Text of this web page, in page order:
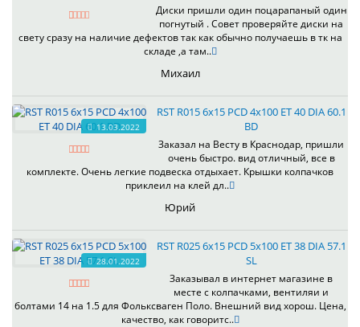
Диски пришли один поцарапаный один
погнутый . Совет проверяйте диски на
свету сразу на наличие дефектов так как обычно получаешь в тк на
складе ,а там..
Михаил
13.03.2022
RST R015 6x15 PCD 4x100 ET 40 DIA 60.1
BD
Заказал на Весту в Краснодар, пришли
очень быстро. вид отличный, все в
комплекте. Очень легкие подвеска отдыхает. Крышки колпачков
приклеил на клей дл..
Юрий
28.01.2022
RST R025 6x15 PCD 5x100 ET 38 DIA 57.1
SL
Заказывал в интернет магазине в
месте с колпачками, вентиляи и
болтами 14 на 1.5 для Фольксваген Поло. Внешний вид хорош. Цена,
качество, как говоритс..